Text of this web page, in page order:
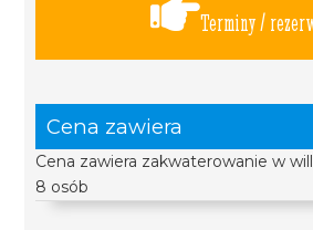
Terminy /
Cena zawiera
Cena zawiera zakwaterowanie w
8 osób